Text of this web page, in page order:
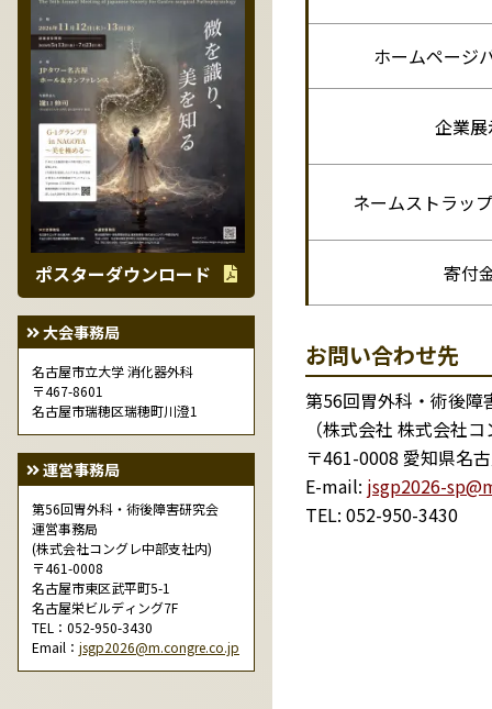
ポスターダウンロード
大会事務局
名古屋市立大学 消化器外科
〒467-8601
名古屋市瑞穂区瑞穂町川澄1
運営事務局
第56回胃外科・術後障害研究会
運営事務局
(株式会社コングレ中部支社内)
〒461-0008
名古屋市東区武平町5-1
名古屋栄ビルディング7F
TEL：052-950-3430
Email： jsgp2026@m.congre.co.jp
ホームページ
企業
ネームストラッ
寄付
お問い合わせ先
第56回胃外科・術後障
（株式会社 株式会社
〒461-0008 愛知県名
E-mail: jsgp2026-
TEL: 052-950-3430